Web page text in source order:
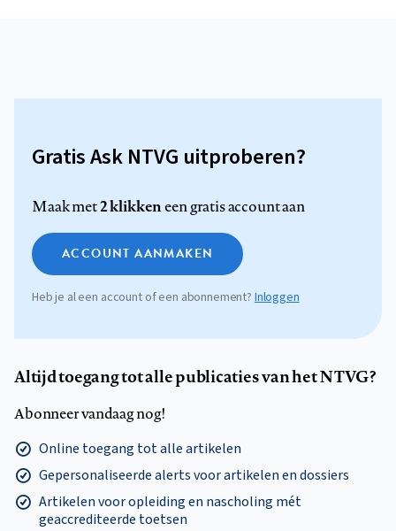
Gratis Ask NTVG uitproberen?
Maak met2 klikkeneen gratis account aan
ACCOUNT AANMAKEN
Heb je al een account of een abonnement?Inloggen
Altijd toegang tot alle publicaties van het NTVG?
Abonneer vandaag nog!
Online toegang tot alle artikelen
Gepersonaliseerde alerts voor artikelen en dossiers
Artikelen voor opleiding en nascholing mét
geaccrediteerde toetsen